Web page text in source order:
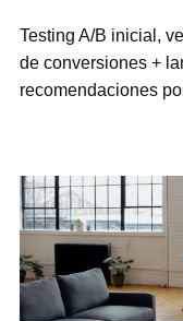
Testing A/B inicial,
de conversiones +
recomendaciones